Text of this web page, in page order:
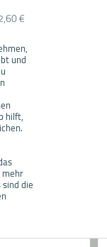
€
und
hilft,
die